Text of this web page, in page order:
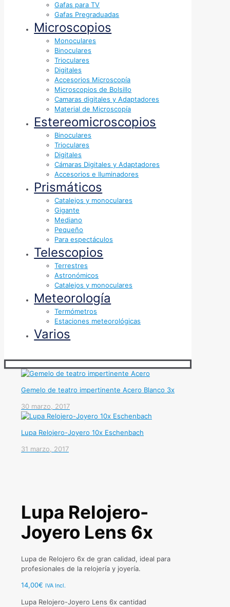
Gafas para TV
Gafas Pregraduadas
Microscopios
Monoculares
Binoculares
Trioculares
Digitales
Accesorios Microscopía
Microscopios de Bolsillo
Camaras digitales y Adaptadores
Material de Microscopía
Estereomicroscopios
Binoculares
Trioculares
Digitales
Cámaras Digitales y Adaptadores
Accesorios e Iluminadores
Prismáticos
Catalejos y monoculares
Gigante
Mediano
Pequeño
Para espectáculos
Telescopios
Terrestres
Astronómicos
Catalejos y monoculares
Meteorología
Termómetros
Estaciones meteorológicas
Varios
Gemelo de teatro impertinente Acero Blanco 3x
30 marzo, 2017
Lupa Relojero-Joyero 10x Eschenbach
31 marzo, 2017
Lupa Relojero-
Joyero Lens 6x
Lupa de Relojero 6x de gran calidad, ideal para
profesionales de la relojería y joyería.
14,00€ IVA Incl.
Lupa Relojero-Joyero Lens 6x cantidad